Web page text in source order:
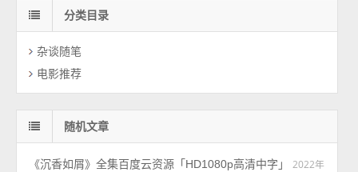
分类目录
杂谈随笔
电影推荐
随机文章
《沉香如屑》全集百度云资源「HD1080p高清中字」
2022年